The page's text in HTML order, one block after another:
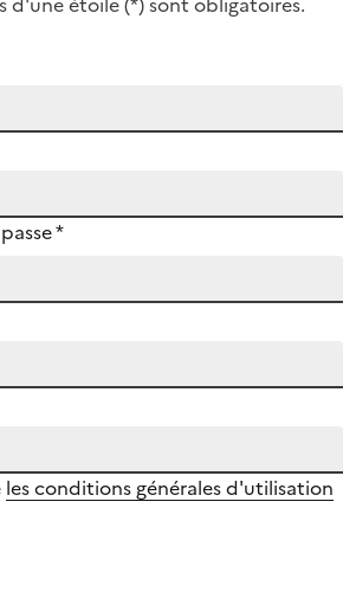
*
les conditions générales d'utilisation